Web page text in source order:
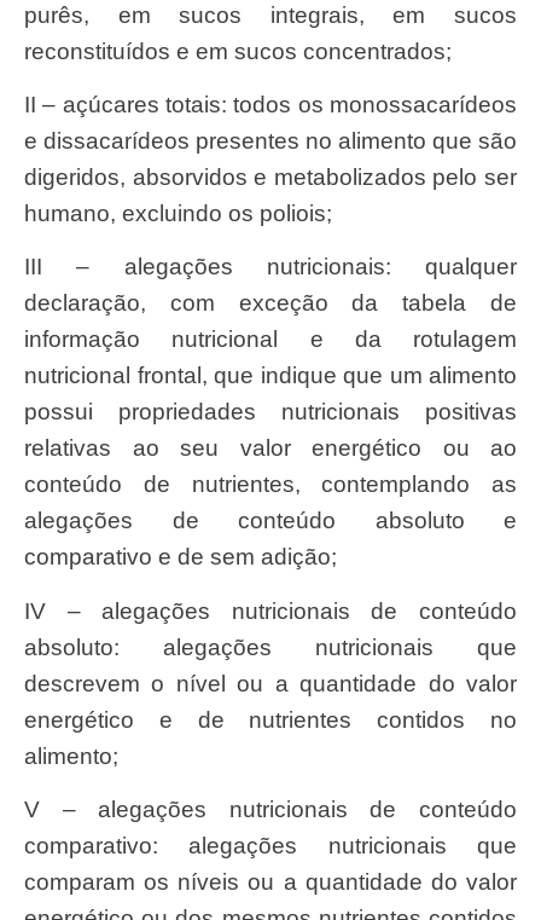
purês, em sucos integrais, em sucos
reconstituídos e em sucos concentrados;
II – açúcares totais: todos os monossacarídeos
e dissacarídeos presentes no alimento que são
digeridos, absorvidos e metabolizados pelo ser
humano, excluindo os poliois;
III – alegações nutricionais: qualquer
declaração, com exceção da tabela de
informação nutricional e da rotulagem
nutricional frontal, que indique que um alimento
possui propriedades nutricionais positivas
relativas ao seu valor energético ou ao
conteúdo de nutrientes, contemplando as
alegações de conteúdo absoluto e
comparativo e de sem adição;
IV – alegações nutricionais de conteúdo
absoluto: alegações nutricionais que
descrevem o nível ou a quantidade do valor
energético e de nutrientes contidos no
alimento;
V – alegações nutricionais de conteúdo
comparativo: alegações nutricionais que
comparam os níveis ou a quantidade do valor